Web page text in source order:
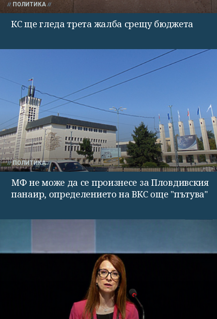
ПОЛИТИКА
КС ще гледа трета жалба срещу бюджета
ПОЛИТИКА
МФ не може да се произнесе за Пловдивския
панаир, определението на ВКС още "пътува"